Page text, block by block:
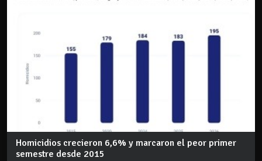
Homicidios crecieron 6,6% y marcaron el peor primer
semestre desde 2015